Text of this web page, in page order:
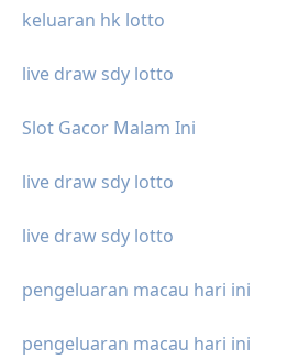
keluaran hk lotto
live draw sdy lotto
Slot Gacor Malam Ini
live draw sdy lotto
live draw sdy lotto
pengeluaran macau hari ini
pengeluaran macau hari ini